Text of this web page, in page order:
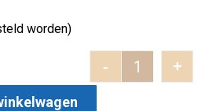
worden)
- +